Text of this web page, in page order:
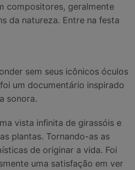
compositores, geralmente
da natureza. Entre na festa
sem seus icônicos óculos
um documentário inspirado
sonora.
vista infinita de girassóis e
plantas. Tornando-as as
de originar a vida. Foi
uma satisfação em ver